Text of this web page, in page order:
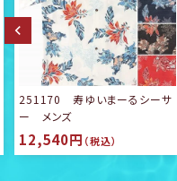
251170 寿ゆいまーるシーサ
ー メンズ
12,540円 （税込）